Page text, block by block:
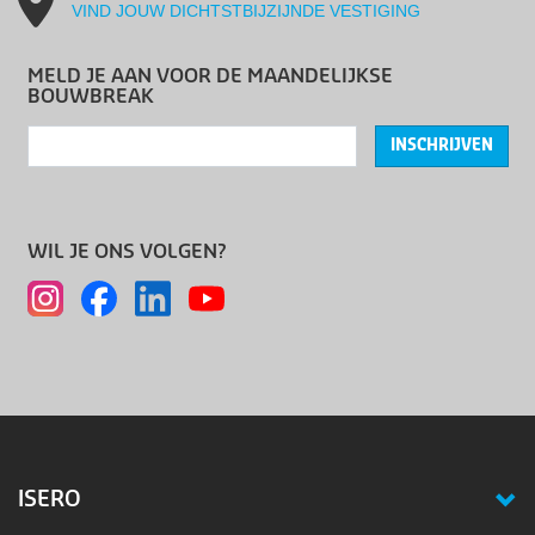
VIND JOUW DICHTSTBIJZIJNDE VESTIGING
MELD JE AAN VOOR DE MAANDELIJKSE
BOUWBREAK
INSCHRIJVEN
WIL JE ONS VOLGEN?
ISERO